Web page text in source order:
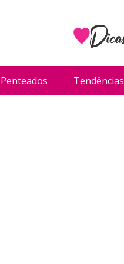
Penteados Tendências